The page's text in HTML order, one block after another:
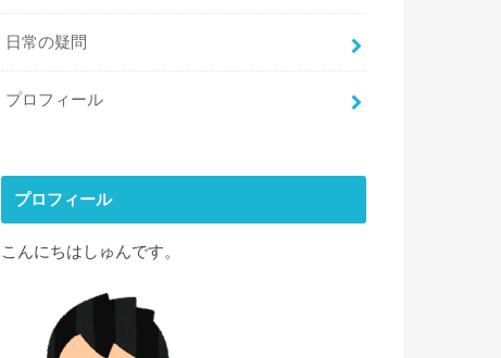
日常の疑問
プロフィール
プロフィール
こんにちはしゅんです。